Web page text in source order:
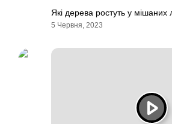
Які дерева ростуть у мішаних
5 Червня, 2023